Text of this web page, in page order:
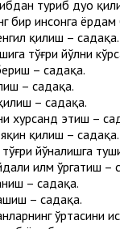
туриб дуо
бир инсонга
қилиш – садақа.
тўғри йўлни
– садақа.
– садақа.
– садақа.
хурсанд этиш –
қилиш – садақа.
йўналишга
илм ўргатиш –
– садақа.
– садақа.
ўртасини